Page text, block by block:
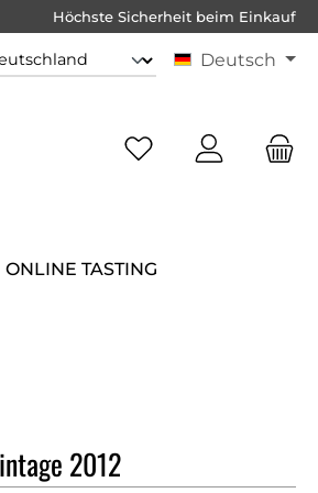
Höchste Sicherheit beim Einkauf
Deutsch
ONLINE TASTING
2012